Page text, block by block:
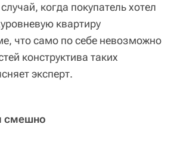
когда покупатель хотел
квартиру
что само по себе невозможно
конструктива таких
эксперт.
смешно